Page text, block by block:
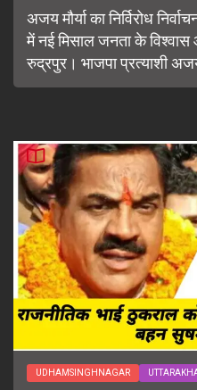
अजय मौर्या का निर्विरोध
में नई मिसाल जनता के
रुद्रपुर। भाजपा प्रत्याशी
UDHAMSINGHNAGAR